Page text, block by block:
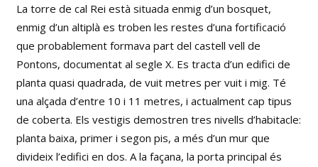
La torre de cal Rei està situada enmig d’un bosquet,
enmig d’un altiplà es troben les restes d’una fortificació
que probablement formava part del castell vell de
Pontons, documentat al segle X. Es tracta d’un edifici de
planta quasi quadrada, de vuit metres per vuit i mig. Té
una alçada d’entre 10 i 11 metres, i actualment cap tipus
de coberta. Els vestigis demostren tres nivells d’habitacle:
planta baixa, primer i segon pis, a més d’un mur que
divideix l’edifici en dos. A la façana, la porta principal és